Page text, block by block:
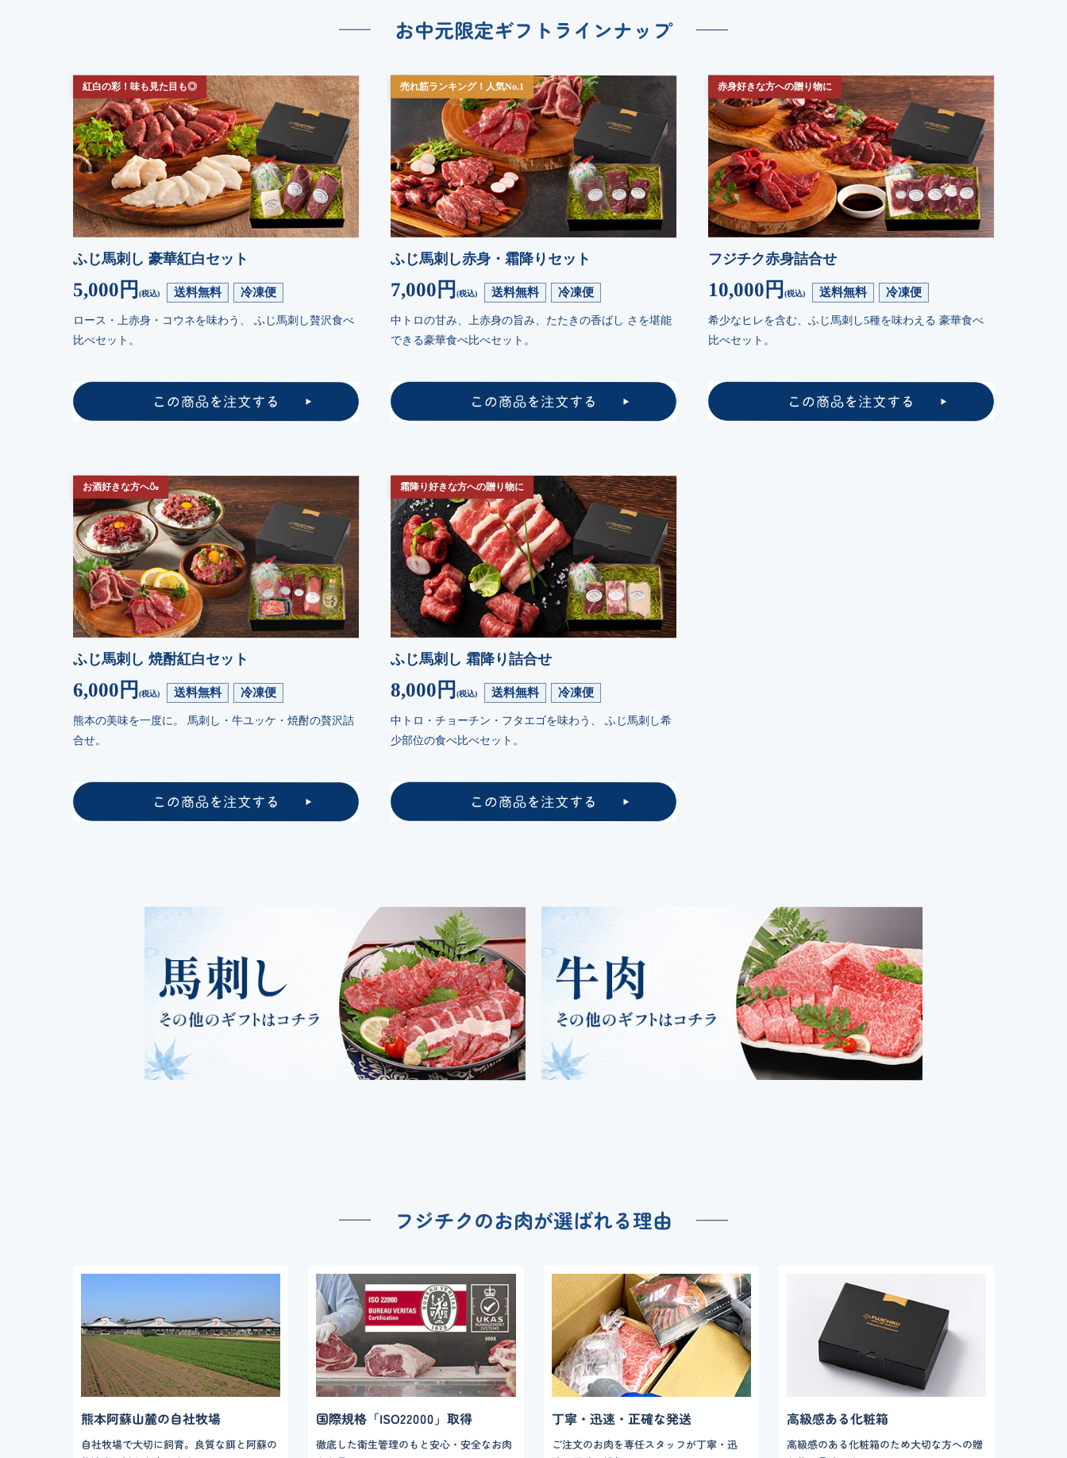
お中元限定ギフト ラインナップ
紅白の彩！味も見た目も◎
ふじ馬刺し 豪華紅白セット
5,000円 (税込) 送料無料 冷凍便
ロース・上赤身・コウネを味わう、 ふじ馬刺し贅沢食べ
比べセット。
売れ筋ランキング！人気No.1
ふじ馬刺し赤身・霜降りセット
7,000円 (税込) 送料無料 冷凍便
中トロの甘み、上赤身の旨み、たたきの香ばし さを堪能
できる豪華食べ比べセット。
赤身好きな方への贈り物に
フジチク赤身詰合せ
10,000円 (税込) 送料無料 冷凍便
希少なヒレを含む、ふじ馬刺し5種を味わえる 豪華食べ
比べセット。
お酒好きな方へ🍶
ふじ馬刺し 焼酎紅白セット
6,000円 (税込) 送料無料 冷凍便
熊本の美味を一度に。 馬刺し・牛ユッケ・焼酎の贅沢詰
合せ。
霜降り好きな方への贈り物に
ふじ馬刺し 霜降り詰合せ
8,000円 (税込) 送料無料 冷凍便
中トロ・チョーチン・フタエゴを味わう、 ふじ馬刺し希
少部位の食べ比べセット。
フジチクのお肉が選ばれる理由
熊本阿蘇山麓の自社牧場
自社牧場で大切に飼育。良質な餌と阿蘇の
国際規格「ISO22000」取得
徹底した衛生管理のもと安心・安全なお肉
丁寧・迅速・正確な発送
ご注文のお肉を専任スタッフが丁寧・迅
高級感ある化粧箱
高級感のある化粧箱のため大切な方への贈